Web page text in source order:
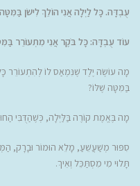
עֻבְדָּה. כָּל לַיְלָה אֲנִי הוֹלֵךְ לִישֹׁן
עוֹד עֻבְדָּה: כָּל בֹּקֶר אֲנִי מִתְעוֹרֵר
מָה עוֹשֶׂה יֶלֶד שֶׁנִּמְאַס לוֹ לְהִתְעוֹרֵר
בַּמִּטָּה שֶׁלּוֹ?
מָה בֶּאֱמֶת קוֹרֶה בַּלַּיְלָה, כְּשֶׁהַדֻּבִּי
סִפּוּר מְשַׁעֲשֵׁעַ, מָלֵא הוּמוֹר וּבָרָק,
תָּלוּי מִי מִסְתַּכֵּל וְאֵיךְ.